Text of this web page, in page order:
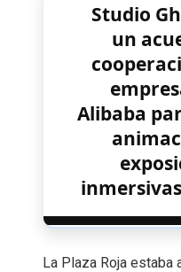
Studio
un
Alibaba
La Plaza Roja estaba